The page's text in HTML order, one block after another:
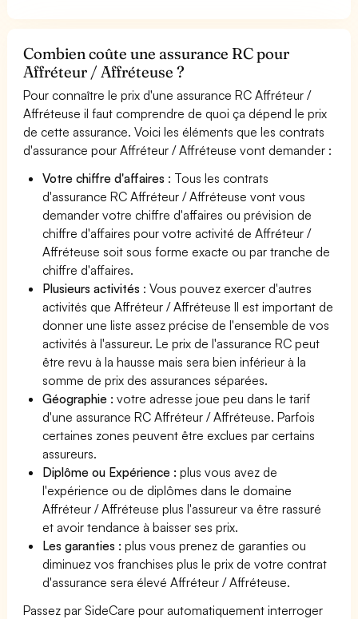
Combien coûte une assurance RC pour
Affréteur / Affréteuse ?
Pour connaître le prix d'une assurance RC Affréteur /
Affréteuse il faut comprendre de quoi ça dépend le prix
de cette assurance. Voici les éléments que les contrats
d'assurance pour Affréteur / Affréteuse vont demander :
Votre chiffre d'affaires : Tous les contrats
d'assurance RC Affréteur / Affréteuse vont vous
demander votre chiffre d'affaires ou prévision de
chiffre d'affaires pour votre activité de Affréteur /
Affréteuse soit sous forme exacte ou par tranche de
chiffre d'affaires.
Plusieurs activités : Vous pouvez exercer d'autres
activités que Affréteur / Affréteuse Il est important de
donner une liste assez précise de l'ensemble de vos
activités à l'assureur. Le prix de l'assurance RC peut
être revu à la hausse mais sera bien inférieur à la
somme de prix des assurances séparées.
Géographie :votre adresse joue peu dans le tarif
d'une assurance RC Affréteur / Affréteuse. Parfois
certaines zones peuvent être exclues par certains
assureurs.
Diplôme ou Expérience :plus vous avez de
l'expérience ou de diplômes dans le domaine
Affréteur / Affréteuse plus l'assureur va être rassuré
et avoir tendance à baisser ses prix.
Les garanties :plus vous prenez de garanties ou
diminuez vos franchises plus le prix de votre contrat
d'assurance sera élevé Affréteur / Affréteuse.
Passez par SideCare pour automatiquement interroger